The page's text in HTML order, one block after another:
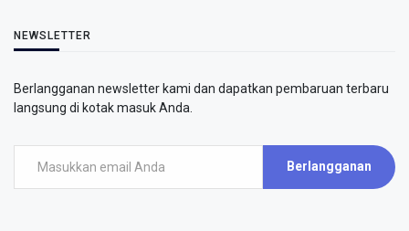
NEWSLETTER
Berlangganan newsletter kami dan dapatkan pembaruan terbaru
langsung di kotak masuk Anda.
Berlangganan